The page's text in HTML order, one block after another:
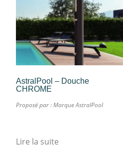
AstralPool – Douche
CHROME
Proposé par :Marque AstralPool
Lire la suite